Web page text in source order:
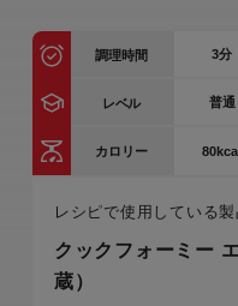
調理時間 3分
レベル 普通
カロリー
レシピで使用している製
クックフォーミー
蔵）